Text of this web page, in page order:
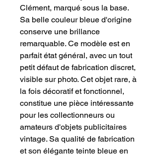
Clément, marqué sous la base.
Sa belle couleur bleue d'origine
conserve une brillance
remarquable. Ce modèle est en
parfait état général, avec un tout
petit défaut de fabrication discret,
visible sur photo. Cet objet rare, à
la fois décoratif et fonctionnel,
constitue une pièce intéressante
pour les collectionneurs ou
amateurs d'objets publicitaires
vintage. Sa qualité de fabrication
et son élégante teinte bleue en